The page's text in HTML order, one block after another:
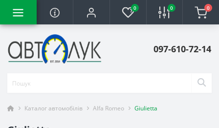
0 0 0
097-610-72-14
Каталог автомобілів Alfa Romeo Giulietta